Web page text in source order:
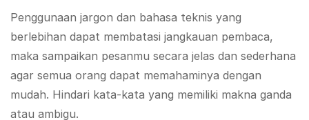
Penggunaan jargon dan bahasa teknis yang
berlebihan dapat membatasi jangkauan pembaca,
maka sampaikan pesanmu secara jelas dan sederhana
agar semua orang dapat memahaminya dengan
mudah. Hindari kata-kata yang memiliki makna ganda
atau ambigu.